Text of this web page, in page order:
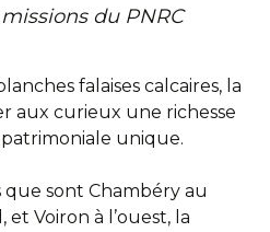
du PNRC
falaises calcaires, la
aux curieux une richesse
unique.
que sont Chambéry au
Voiron à l’ouest, la